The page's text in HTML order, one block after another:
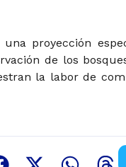
proyección
de los
la labor de